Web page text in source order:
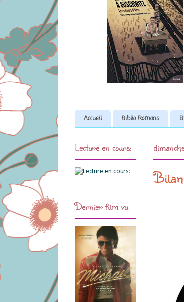
Accueil Biblio Romans
Lecture en cours:
Dernier film vu